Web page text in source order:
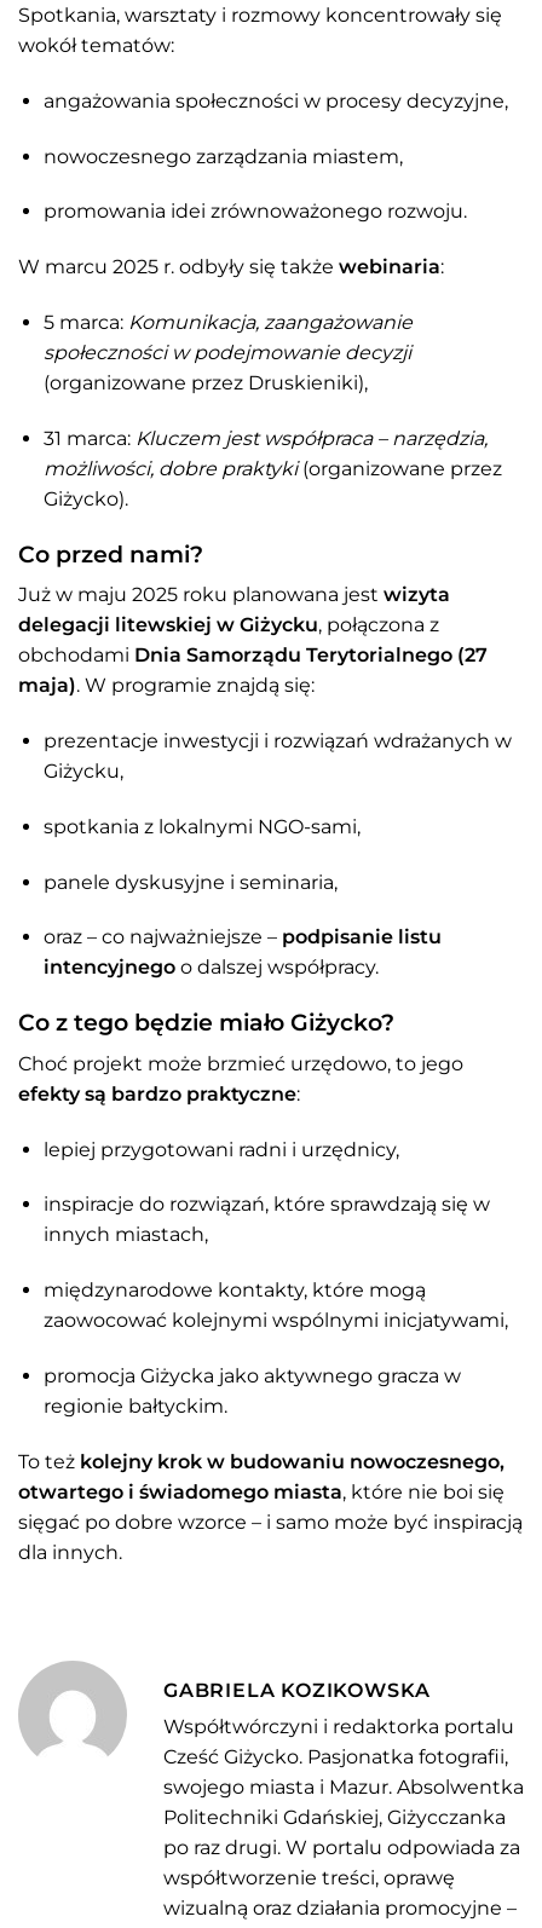
Spotkania, warsztaty i rozmowy koncentrowały się
wokół tematów:
angażowania społeczności w procesy decyzyjne,
nowoczesnego zarządzania miastem,
promowania idei zrównoważonego rozwoju.
W marcu 2025 r. odbyły się także webinaria:
5 marca: Komunikacja, zaangażowanie
społeczności w podejmowanie decyzji
(organizowane przez Druskieniki),
31 marca: Kluczem jest współpraca – narzędzia,
możliwości, dobre praktyki(organizowane przez
Giżycko).
Co przed nami?
Już w maju 2025 roku planowana jest wizyta
delegacji litewskiej w Giżycku, połączona z
obchodami Dnia Samorządu Terytorialnego (27
maja). W programie znajdą się:
prezentacje inwestycji i rozwiązań wdrażanych w
Giżycku,
spotkania z lokalnymi NGO-sami,
panele dyskusyjne i seminaria,
oraz – co najważniejsze – podpisanie listu
intencyjnegoo dalszej współpracy.
Co z tego będzie miało Giżycko?
Choć projekt może brzmieć urzędowo, to jego
efekty są bardzo praktyczne:
lepiej przygotowani radni i urzędnicy,
inspiracje do rozwiązań, które sprawdzają się w
innych miastach,
międzynarodowe kontakty, które mogą
zaowocować kolejnymi wspólnymi inicjatywami,
promocja Giżycka jako aktywnego gracza w
regionie bałtyckim.
To też kolejny krok w budowaniu nowoczesnego,
otwartego i świadomego miasta, które nie boi się
sięgać po dobre wzorce – i samo może być inspiracją
dla innych.
GABRIELA KOZIKOWSKA
Współtwórczyni i redaktorka portalu
Cześć Giżycko. Pasjonatka fotografii,
swojego miasta i Mazur. Absolwentka
Politechniki Gdańskiej, Giżycczanka
po raz drugi. W portalu odpowiada za
współtworzenie treści, oprawę
wizualną oraz działania promocyjne –